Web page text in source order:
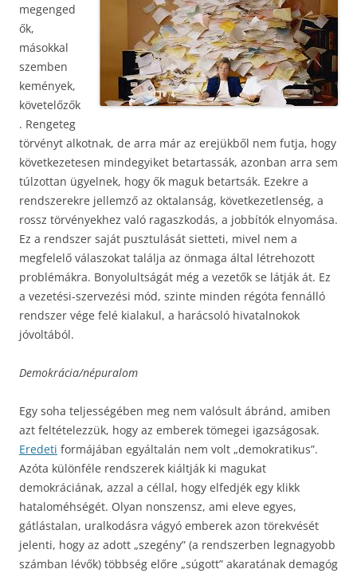
megenged
ők,
másokkal
szemben
kemények,
követelőzők
. Rengeteg
törvényt alkotnak, de arra már az erejükből nem futja, hogy
következetesen mindegyiket betartassák, azonban arra sem
túlzottan ügyelnek, hogy ők maguk betartsák. Ezekre a
rendszerekre jellemző az oktalanság, következetlenség, a
rossz törvényekhez való ragaszkodás, a jobbítók elnyomása.
Ez a rendszer saját pusztulását sietteti, mivel nem a
megfelelő válaszokat találja az önmaga által létrehozott
problémákra. Bonyolultságát még a vezetők se látják át. Ez
a vezetési-szervezési mód, szinte minden régóta fennálló
rendszer vége felé kialakul, a harácsoló hivatalnokok
jóvoltából.
Demokrácia/népuralom
Egy soha teljességében meg nem valósult ábránd, amiben
azt feltételezzük, hogy az emberek tömegei igazságosak.
Eredeti formájában egyáltalán nem volt „demokratikus”.
Azóta különféle rendszerek kiáltják ki magukat
demokráciának, azzal a céllal, hogy elfedjék egy klikk
hataloméhségét. Olyan nonszensz, ami eleve egyes,
gátlástalan, uralkodásra vágyó emberek azon törekvését
jelenti, hogy az adott „szegény” (a rendszerben legnagyobb
számban lévők) többség előre „súgott” akaratának demagóg